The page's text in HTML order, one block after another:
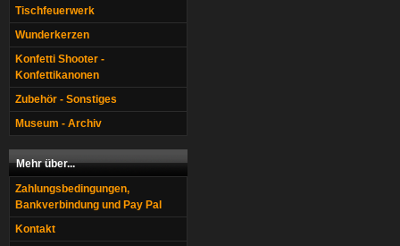
Tischfeuerwerk
Wunderkerzen
Konfetti Shooter -
Konfettikanonen
Zubehör - Sonstiges
Museum - Archiv
Mehr über...
Zahlungsbedingungen,
Bankverbindung und Pay Pal
Kontakt